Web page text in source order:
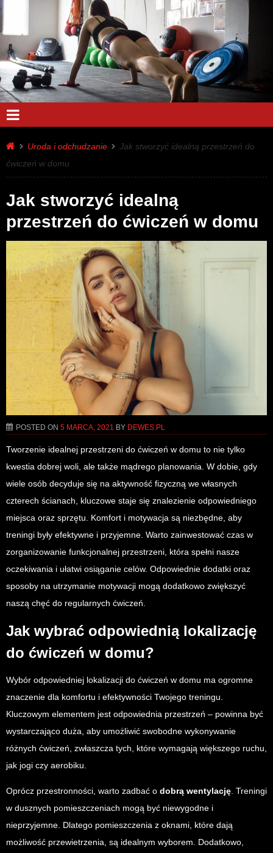
Uroda i odchudzanie
Jak stworzyć idealną przestrzeń do
ćwiczeń w domu
Jak stworzyć idealną
przestrzeń do ćwiczeń w domu
POSTED ON 5 MARCA, 2021 BY DEWES.PL
Tworzenie idealnej przestrzeni do ćwiczeń w domu to nie tylko
kwestia dobrej woli, ale także mądrego planowania. W dobie, gdy
wiele osób decyduje się na aktywność fizyczną we własnych
czterech ścianach, kluczowe staje się znalezienie odpowiedniego
miejsca oraz sprzętu. Komfort i motywacja są niezbędne, aby
treningi były efektywne i przyjemne. Warto zainwestować czas w
zorganizowanie funkcjonalnej przestrzeni, która spełni nasze
oczekiwania i ułatwi osiąganie celów. Odpowiednie dodatki oraz
sposoby na utrzymanie motywacji mogą dodatkowo zwiększyć
naszą chęć do regularnych ćwiczeń.
Jak wybrać odpowiednią lokalizację
do ćwiczeń w domu?
Wybór odpowiedniej lokalizacji do ćwiczeń w domu ma ogromne
znaczenie dla komfortu i efektywności Twojego treningu.
Kluczowym elementem jest odpowiednia przestrzeń – powinna być
wystarczająco duża, aby umożliwić swobodne wykonywanie
różnych ćwiczeń, zwłaszcza tych, które wymagają większego ruchu,
jak jogi czy aerobiku.
Oprócz przestronności, warto zadbać o dobrą wentylację . Treningi
w dusznych pomieszczeniach mogą być niewygodne i
nieprzyjemne. Dlatego pomieszczenia z oknami, które dają
możliwość przewietrzenia, są idealnym wyborem. Dodatkowo,